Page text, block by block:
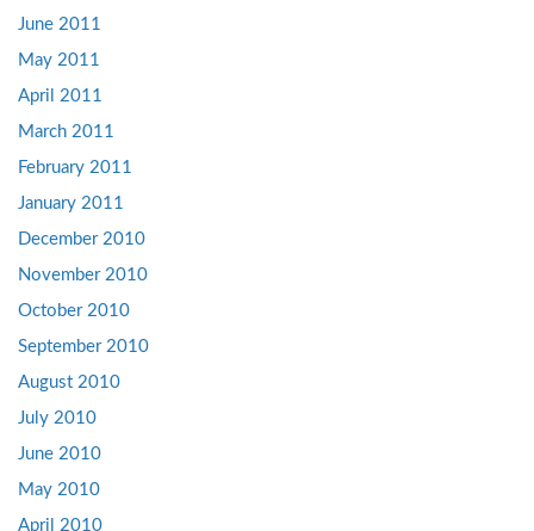
June 2011
May 2011
April 2011
March 2011
February 2011
January 2011
December 2010
November 2010
October 2010
September 2010
August 2010
July 2010
June 2010
May 2010
April 2010